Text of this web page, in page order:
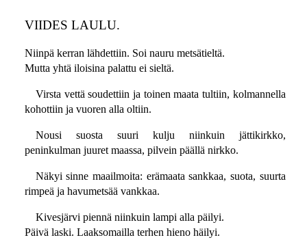
VIIDES LAULU.
Niinpä kerran lähdettiin. Soi nauru metsätieltä.
Mutta yhtä iloisina palattu ei sieltä.
Virsta vettä soudettiin ja toinen maata tultiin, kolmannella
kohottiin ja vuoren alla oltiin.
Nousi suosta suuri kulju niinkuin jättikirkko,
peninkulman juuret maassa, pilvein päällä nirkko.
Näkyi sinne maailmoita: erämaata sankkaa, suota, suurta
rimpeä ja havumetsää vankkaa.
Kivesjärvi piennä niinkuin lampi alla päilyi.
Päivä laski. Laaksomailla terhen hieno häilyi.